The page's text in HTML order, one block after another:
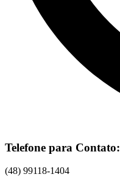
Telefone para Contato:
(48) 99118-1404